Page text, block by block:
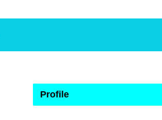
Profile